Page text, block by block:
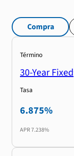
Compra
Término
30-Year Fixed
Tasa
6.875%
APR7.238%